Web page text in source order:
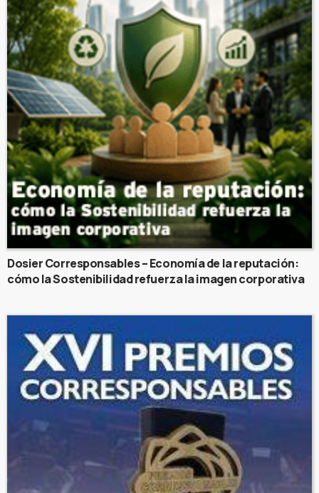
Dosier Corresponsables – Economía de la reputación:
cómo la Sostenibilidad refuerza la imagen corporativa